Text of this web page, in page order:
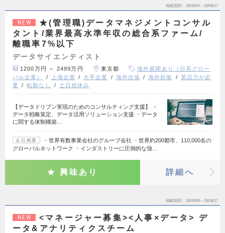
掲載期間 26/08/04～26/08/17
NEW
★(管理職)データマネジメントコンサル
タント/業界最高水準年収の総合系ファーム/
離職率7%以下
データサイエンティスト
1200万円 ～ 2499万円 東京都
海外展開あり（日系グロー
バル企業）
上場企業 大手企業 海外出張 海外折衝
英語力が必
要
転勤なし 土日祝休み
【データドリブン実現のためのコンサルティング支援】 ・
データ戦略策定、データ活用ソリューション支援 ・データ
に関する体制構築…
会社概要
・世界有数事業会社のグループ会社 ・世界約200都市、110,000名の
グローバルネットワーク ・インダストリーに圧倒的な強…
興味あり 詳細へ
掲載期間 26/08/04～26/08/17
NEW
<マネージャー募集><人事×データ> デ
ータ&アナリティクスチーム